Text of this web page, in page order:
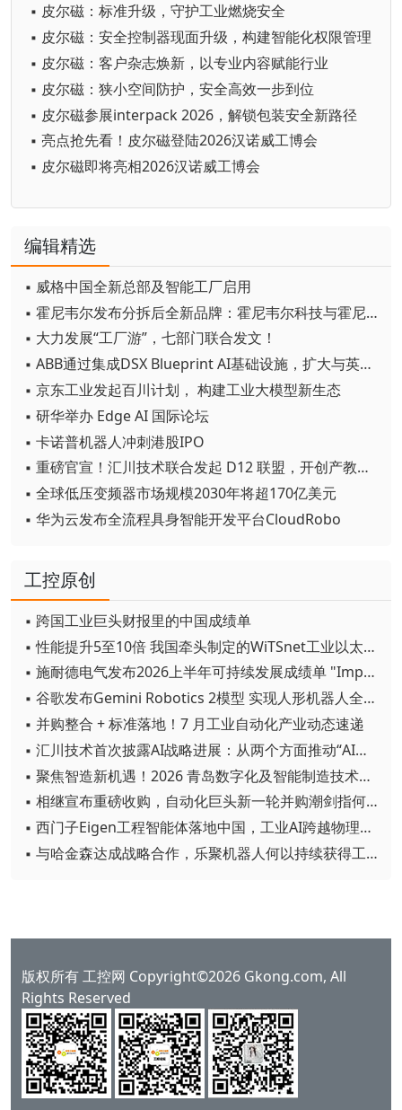
▪ 皮尔磁：标准升级，守护工业燃烧安全
▪ 皮尔磁：安全控制器现面升级，构建智能化权限管理
▪ 皮尔磁：客户杂志焕新，以专业内容赋能行业
▪ 皮尔磁：狭小空间防护，安全高效一步到位
▪ 皮尔磁参展interpack 2026，解锁包装安全新路径
▪ 亮点抢先看！皮尔磁登陆2026汉诺威工博会
▪ 皮尔磁即将亮相2026汉诺威工博会
编辑精选
▪ 威格中国全新总部及智能工厂启用
▪ 霍尼韦尔发布分拆后全新品牌：霍尼韦尔科技与霍尼韦尔航空航天
▪ 大力发展“工厂游”，七部门联合发文！
▪ ABB通过集成DSX Blueprint AI基础设施，扩大与英伟达的合作
▪ 京东工业发起百川计划， 构建工业大模型新生态
▪ 研华举办 Edge AI 国际论坛
▪ 卡诺普机器人冲刺港股IPO
▪ 重磅官宣！汇川技术联合发起 D12 联盟，开创产教融合新范式
▪ 全球低压变频器市场规模2030年将超170亿美元
▪ 华为云发布全流程具身智能开发平台CloudRobo
工控原创
▪ 跨国工业巨头财报里的中国成绩单
▪ 性能提升5至10倍 我国牵头制定的WiTSnet工业以太网国际标准正式发布
▪ 施耐德电气发布2026上半年可持续发展成绩单 "Impact 2030"路线图开局稳健
▪ 谷歌发布Gemini Robotics 2模型 实现人形机器人全身智能控制突破
▪ 并购整合 + 标准落地！7 月工业自动化产业动态速递
▪ 汇川技术首次披露AI战略进展：从两个方面推动“AI业务化”落地
▪ 聚焦智造新机遇！2026 青岛数字化及智能制造技术论坛圆满落幕
▪ 相继宣布重磅收购，自动化巨头新一轮并购潮剑指何方？
▪ 西门子Eigen工程智能体落地中国，工业AI跨越物理世界“确定性”拐点
▪ 与哈金森达成战略合作，乐聚机器人何以持续获得工业巨头青睐？
版权所有 工控网 Copyright©2026 Gkong.com, All
Rights Reserved